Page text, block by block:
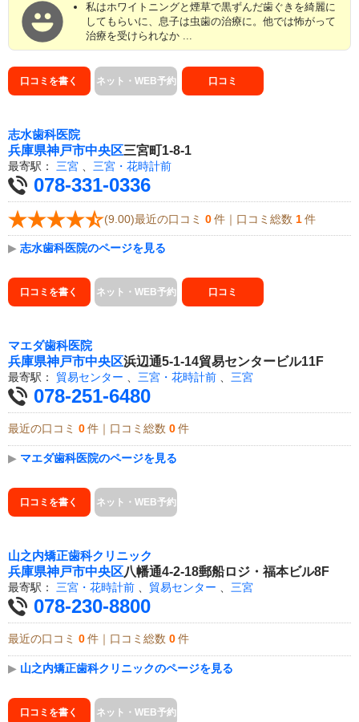
私はホワイトニングと煙草で黒ずんだ歯ぐきを綺麗に
してもらいに、息子は虫歯の治療に。他では怖がって
治療を受けられなか ...
口コミを書く ネット・WEB予約 口コミ
志水歯科医院
兵庫県神戸市中央区三宮町1-8-1
最寄駅： 三宮 、 三宮・花時計前
078-331-0336
(9.00)最近の口コミ 0 件｜口コミ総数 1 件
▶ 志水歯科医院のページを見る
口コミを書く ネット・WEB予約 口コミ
マエダ歯科医院
兵庫県神戸市中央区浜辺通5-1-14貿易センタービル11F
最寄駅： 貿易センター 三宮・花時計前 三宮
078-251-6480
最近の口コミ 0 件｜口コミ総数 0 件
▶ マエダ歯科医院のページを見る
口コミを書く ネット・WEB予約
山之内矯正歯科クリニック
兵庫県神戸市中央区八幡通4-2-18郵船ロジ・福本ビル8F
最寄駅： 三宮・花時計前 貿易センター 三宮
078-230-8800
最近の口コミ 0 件｜口コミ総数 0 件
▶ 山之内矯正歯科クリニックのページを見る
口コミを書く ネット・WEB予約